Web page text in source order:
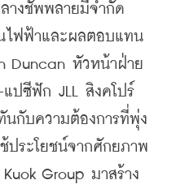
างชัพพลายมีจำกัด
ไฟฟ้าและผลตอบแทน
Duncan หัวหน้าฝ่าย
ปซีฟัก JLL สิงคโปร์
นกับความต้องการที่พุ่ง
ประโยชน์จากศักยภาพ
Group มาสร้าง